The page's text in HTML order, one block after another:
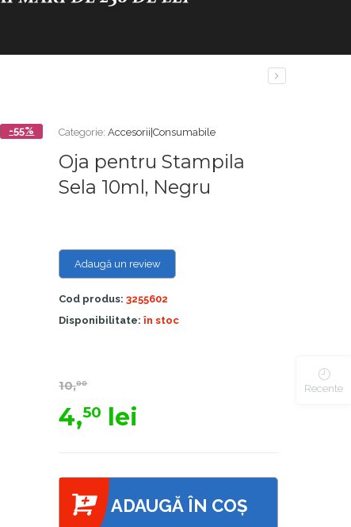
-55% Categorie:Accesorii|Consumabile
Oja pentru Stampila
Sela 10ml, Negru
Adaugă un review
Cod produs:3255602
Disponibilitate: în stoc
10,00
4,50 lei
ADAUGĂ ÎN COȘ
Recente